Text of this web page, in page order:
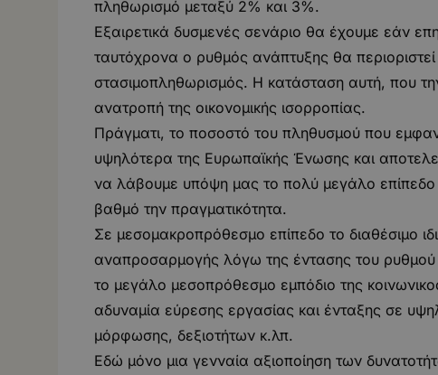
πληθωρισμό μεταξύ 2% και 3%.
Εξαιρετικά δυσμενές σενάριο θα έχουμε εάν
ταυτόχρονα ο ρυθμός ανάπτυξης θα
στασιμοπληθωρισμός. Η κατάσταση αυτή, που
ανατροπή της οικονομικής ισορροπίας.
Πράγματι, το ποσοστό του πληθυσμού που
υψηλότερα της Ευρωπαϊκής Ένωσης και
να λάβουμε υπόψη μας το πολύ μεγάλο
βαθμό την πραγματικότητα.
Σε μεσομακροπρόθεσμο επίπεδο το διαθέσιμο
αναπροσαρμογής λόγω της έντασης του
το μεγάλο μεσοπρόθεσμο εμπόδιο της
αδυναμία εύρεσης εργασίας και ένταξης σε
μόρφωσης, δεξιοτήτων κ.λπ.
Εδώ μόνο μια γενναία αξιοποίηση των